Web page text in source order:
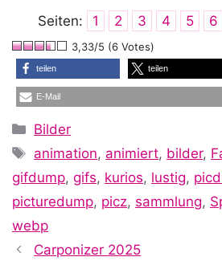
Seiten: 1 2 3 4 5 6
3,33/5 (6 Votes)
teilen teilen
E-Mail
Kategorien
Bilder
Schlagwörter
animation, animiert, bilder,
gifdump, gifs, kurios, lustig,
picturedump, picz, sammlung,
webp
Carponizer 2025